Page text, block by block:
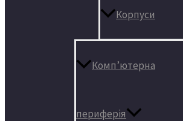
Корпуси
Комп’ютерна
периферія